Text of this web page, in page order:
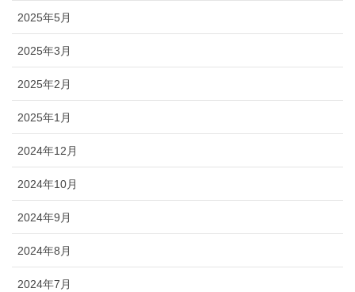
2025年5月
2025年3月
2025年2月
2025年1月
2024年12月
2024年10月
2024年9月
2024年8月
2024年7月